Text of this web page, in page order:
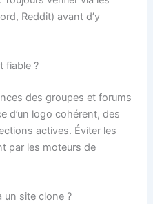
Reddit) avant d’y
fiable ?
des groupes et forums
d’un logo cohérent, des
actives. Éviter les
par les moteurs de
un site clone ?